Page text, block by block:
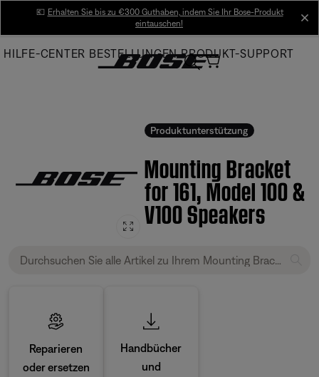
Main
💶 Erhalten Sie bis zu €300 Guthaben, indem Sie Ihr Bose-Produkt
eintauschen!
HILFE-CENTER BESTELLUNGEN PRODUKT-SUPPORT
Produktunterstützung
Mounting Bracket
for 161, Model 100 &
V100 Speakers
Reparieren
oder ersetzen
Handbücher
und